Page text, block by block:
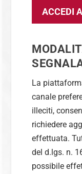
ACCEDI
La
canale
illeciti,
richiedere
effettuata.
del d.lgs. n.
possibile